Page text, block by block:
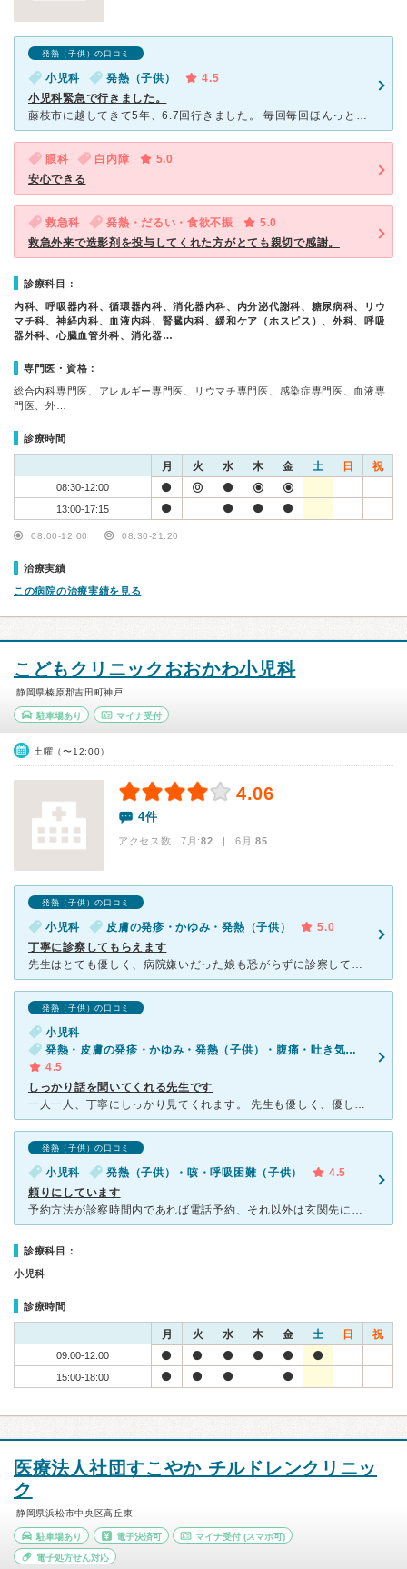
発熱（子供）の口コミ
小児科 発熱（子供）
4.5
小児科緊急で行きました。
藤枝市に越してきて5年、6.7回行きました。 毎回毎回ほんっと嫌になるくらい待たされて具合が悪くて行って更に悪化するというパターンです。 病院は綺麗でとても大きいです。掃除も行き届き、受付は明るく
眼科 白内障
5.0
安心できる
救急科 発熱・だるい・食欲不振
5.0
救急外来で造影剤を投与してくれた方がとても親切で感謝。
診療科目：
内科、呼吸器内科、循環器内科、消化器内科、内分泌代謝科、糖尿病科、リウ
マチ科、神経内科、血液内科、腎臓内科、緩和ケア（ホスピス）、外科、呼吸
器外科、心臓血管外科、消化器…
専門医・資格：
総合内科専門医、アレルギー専門医、リウマチ専門医、感染症専門医、血液専
門医、外…
診療時間
月 火 水 木 金 土 日 祝
08:30-12:00
13:00-17:15
08:00-12:00 08:30-21:20
治療実績
この病院の治療実績を見る
こどもクリニックおおかわ小児科
静岡県榛原郡吉田町神戸
駐車場あり マイナ受付
土曜（〜12:00）
4.06
4件
アクセス数 7月:82 | 6月:85
発熱（子供）の口コミ
小児科 皮膚の発疹・かゆみ・発熱（子供）
5.0
丁寧に診察してもらえます
先生はとても優しく、病院嫌いだった娘も恐がらずに診察してもらえています。 2歳の娘の中耳炎を初期の段階で見つけてもらえたおかげですぐに完治しました。 私も医療関係職ですが、こちらの先生の診
発熱（子供）の口コミ
小児科
発熱・皮膚の発疹・かゆみ・発熱（子供）・腹痛・吐き気・嘔吐（子供）
4.5
しっかり話を聞いてくれる先生です
一人一人、丁寧にしっかり見てくれます。 先生も優しく、優しいだけでなく、しっかりと話を聞い聞いてくれてしっかりと受け答えしてくれます。 とても頼れる先生です。 受付の方も親切で丁寧で感じがい
発熱（子供）の口コミ
小児科 発熱（子供）・咳・呼吸困難（子供）
4.5
頼りにしています
予約方法が診察時間内であれば電話予約、それ以外は玄関先に名簿があり記入する方法です。 とても人気があり、朝一で電話をしても午前中予約がとれないこともあります。 また土曜日は注射の日とのことで病気の
診療科目：
小児科
診療時間
月 火 水 木 金 土 日 祝
09:00-12:00
15:00-18:00
医療法人社団すこやか チルドレンクリニッ
ク
静岡県浜松市中央区高丘東
駐車場あり 電子決済可 マイナ受付 (スマホ可)
電子処方せん対応